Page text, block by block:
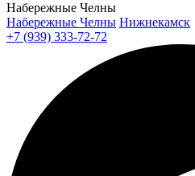
Набережные Челны
Набережные Челны Нижнекамск
+7 (939) 333-72-72